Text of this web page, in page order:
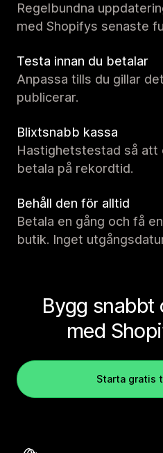
Regelbundna
med Shopifys senaste
Testa innan du betalar
Anpassa tills du gillar
publicerar.
Blixtsnabb kassa
Hastighetstestad så att
betala på rekordtid.
Behåll den för alltid
Betala en gång och få
butik. Inget
Bygg snabbt
med
Starta gratis